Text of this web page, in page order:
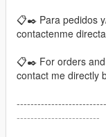
📋✒️ Para pedidos
contactenme
📋✒️ For orders and
contact me directly
------------------------